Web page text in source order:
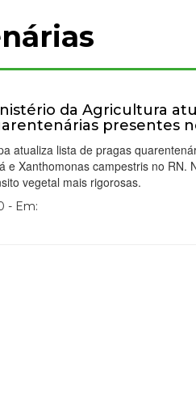
da Agricultura
presentes
atualiza lista de pragas
e Xanthomonas campestris no RN.
vegetal mais rigorosas.
- Em: